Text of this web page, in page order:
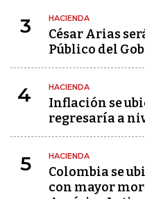
3 HACIENDA
César Arias
Público del
4 HACIENDA
Inflación se
regresaría a
5 HACIENDA
Colombia se
con mayor